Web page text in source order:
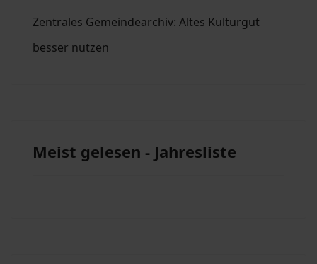
Zentrales Gemeindearchiv: Altes Kulturgut
besser nutzen
Meist gelesen - Jahresliste